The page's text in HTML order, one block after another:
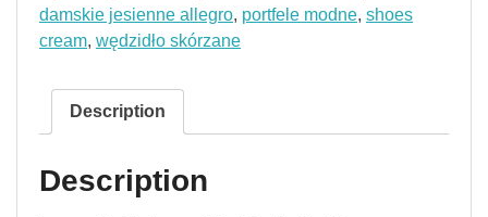
damskie jesienne allegro, portfele modne, shoes
cream, wędzidło skórzane
Description
Description